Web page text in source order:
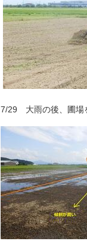
7/29 大雨の後、圃場